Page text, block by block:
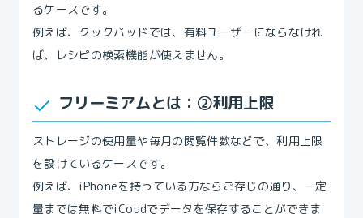
るケースです。
例えば、クックパッドでは、有料ユーザーにならなけれ
ば、レシピの検索機能が使えません。
フリーミアムとは：②利用上限
ストレージの使用量や毎月の閲覧件数などで、利用上限
を設けているケースです。
例えば、iPhoneを持っている方ならご存じの通り、一定
量までは無料でiCoudでデータを保存することができま